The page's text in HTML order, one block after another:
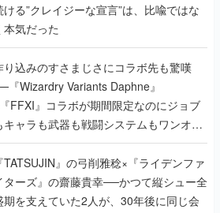
ける”クレイジーな宣言”は、比喩ではな
本気だった
り込みのすさまじさにコラボ先も驚嘆
『Wizardry Variants Daphne』
FFXI』コラボが期間限定なのにジョブ
キャラも武器も戦闘システムもワンオフ
作り込まれた理由を両ディレクターに聞
く
『TATSUJIN』の弓削雅稔×『ライデンファ
ターズ』の齋藤貴幸──かつて縦シュー全
期を支えていた2人が、30年後に同じ会